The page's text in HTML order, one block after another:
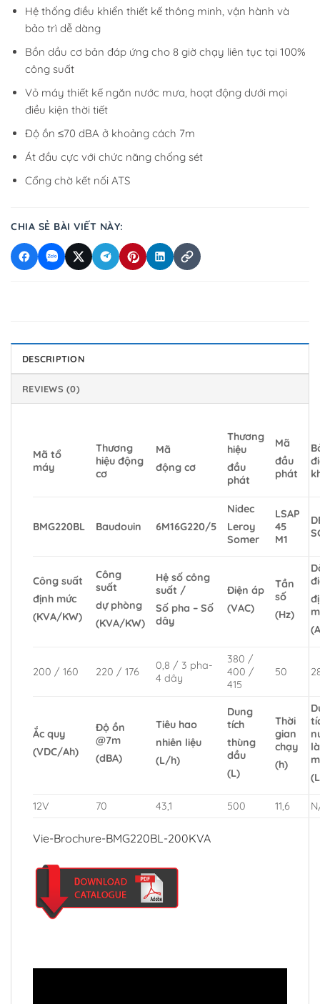
Hệ thống điều khiển thiết kế thông minh, vận hành và
bảo trì dễ dàng
Bồn dầu cơ bản đáp ứng cho 8 giờ chạy liên tục tại 100%
công suất
Vỏ máy thiết kế ngăn nước mưa, hoạt động dưới mọi
điều kiện thời tiết
Độ ồn ≤70 dBA ở khoảng cách 7m
Át đầu cực với chức năng chống sét
Cổng chờ kết nối ATS
CHIA SẺ BÀI VIẾT NÀY:
DESCRIPTION
REVIEWS (0)
Mã tổ
máy
Thương
hiệu động
cơ
Mã
động cơ
Thương
hiệu
đầu
phát
Mã
đầu
phát
BMG220BL Baudouin 6M16G220/5
Nidec
Leroy
Somer
LSAP
45
M1
Công suất
định mức
(KVA/KW)
Công
suất
dự phòng
(KVA/KW)
Hệ số công
suất /
Số pha – Số
dây
Điện áp
(VAC)
Tần
số
(Hz)
200 / 160 220 / 176
0,8 / 3 pha-
4 dây
380 /
400 /
415
50
Ắc quy
(VDC/Ah)
Độ ồn
@7m
(dBA)
Tiêu hao
nhiên liệu
(L/h)
Dung
tích
thùng
dầu
(L)
Thời
gian
chạy
(h)
12V 70 43,1 500 11,6
Vie-Brochure-BMG220BL-200KVA